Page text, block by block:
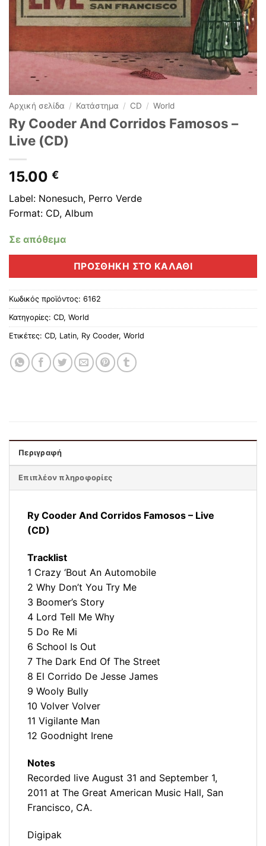
Αρχική σελίδα / Κατάστημα / CD / World
Ry Cooder And Corridos Famosos –
Live (CD)
15.00 €
Label: Nonesuch, Perro Verde
Format: CD, Album
Σε απόθεμα
ΠΡΟΣΘΉΚΗ ΣΤΟ ΚΑΛΆΘΙ
Κωδικός προϊόντος: 6162
Κατηγορίες: CD, World
Ετικέτες: CD, Latin, Ry Cooder, World
Περιγραφή
Επιπλέον πληροφορίες
Ry Cooder And Corridos Famosos – Live
(CD)
Tracklist
1 Crazy ‘Bout An Automobile
2 Why Don’t You Try Me
3 Boomer’s Story
4 Lord Tell Me Why
5 Do Re Mi
6 School Is Out
7 The Dark End Of The Street
8 El Corrido De Jesse James
9 Wooly Bully
10 Volver Volver
11 Vigilante Man
12 Goodnight Irene
Notes
Recorded live August 31 and September 1,
2011 at The Great American Music Hall, San
Francisco, CA.
Digipak